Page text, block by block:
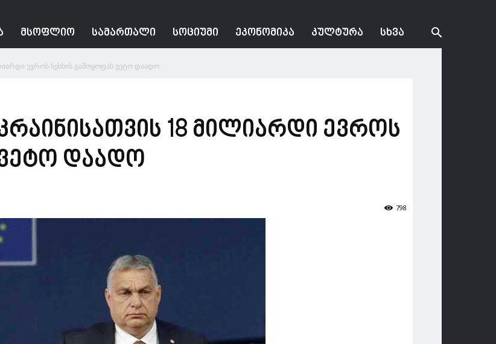
ᲛᲡᲝᲤᲚᲘᲝ ᲡᲐᲛᲐᲠᲗᲐᲚᲘ ᲡᲝᲪᲘᲣᲛᲘ ᲔᲙᲝᲜᲝᲛᲘᲙᲐ ᲙᲣᲚᲢᲣᲠᲐ ᲡᲮᲕᲐ
ევროს სესხის გამოყოფას ვეტო დაადო
18 მილიარდი ევროს
დაადო
798